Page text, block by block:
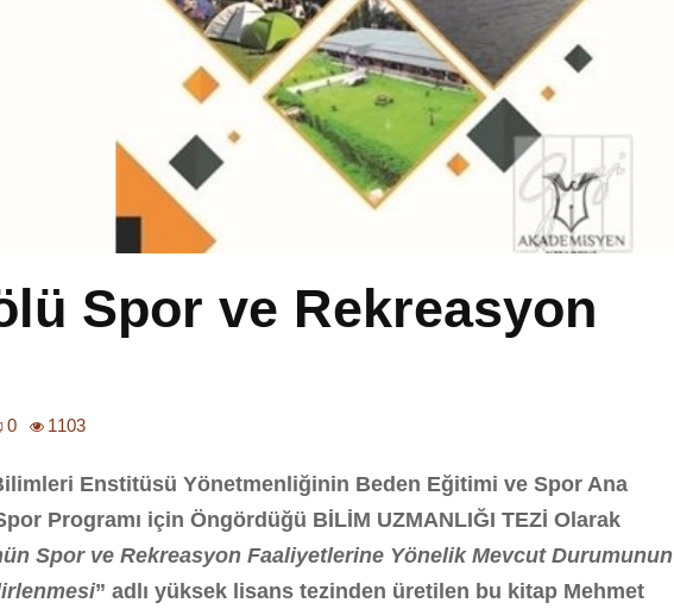
Spor ve Rekreasyon
0 1103
Enstitüsü Yönetmenliğinin Beden Eğitimi ve Spor Ana
Programı için Öngördüğü BİLİM UZMANLIĞI TEZİ Olarak
Spor ve Rekreasyon Faaliyetlerine Yönelik Mevcut Durumunun
” adlı yüksek lisans tezinden üretilen bu kitap Mehmet